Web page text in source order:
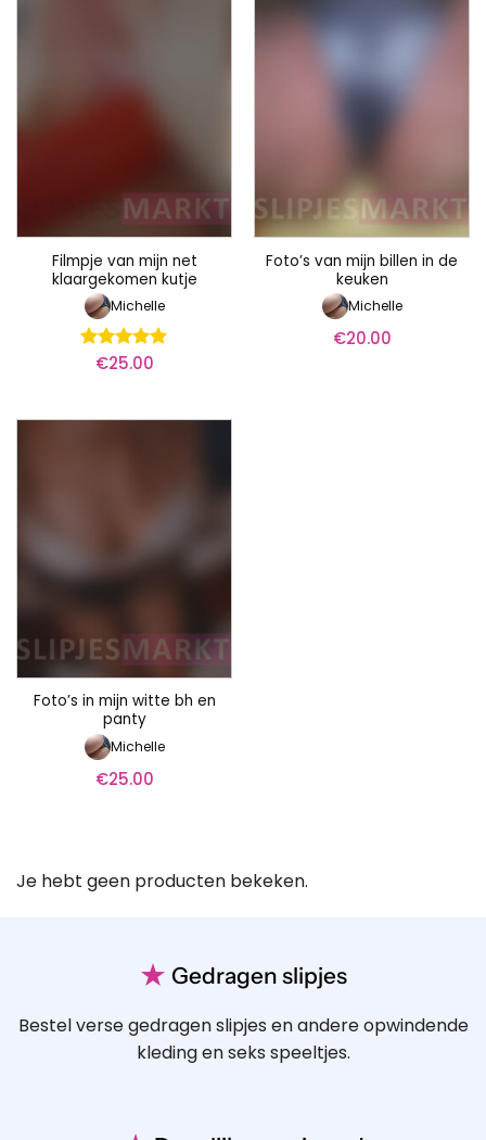
Filmpje van mijn net
klaargekomen kutje
Michelle
Waardering
€25.00
Foto’s van mijn billen in de
keuken
Michelle
€20.00
Foto’s in mijn witte bh en
panty
Michelle
€25.00
Je hebt geen producten bekeken.
★ Gedragen slipjes
Bestel verse gedragen slipjes en andere opwindende
kleding en seks speeltjes.